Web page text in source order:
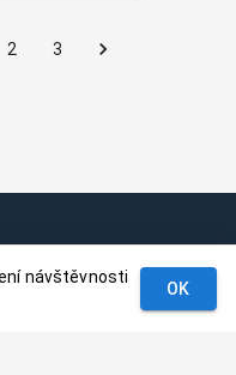
2 3
návštěvnosti
OK